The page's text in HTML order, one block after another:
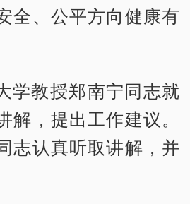
全、公平方向健康有
学教授郑南宁同志就
解，提出工作建议。
志认真听取讲解，并